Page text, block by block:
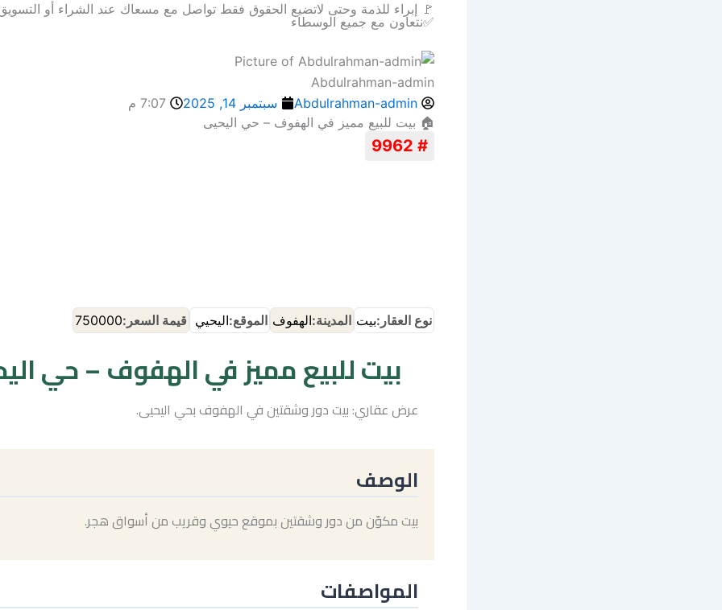
🚩 إبراء للذمة وحتى لاتضيع الحقوق فقط تواصل مع مسعاك عند الشراء أو التسويق
✅نتعاون مع جميع الوسطاء
Abdulrahman-admin
Abdulrahman-admin
سبتمبر 14, 2025
7:07 م
🏠 بيت للبيع مميز في الهفوف – حي اليحيى
# 9962
نوع العقار:بيت المدينة:الهفوف الموقع:اليحيي قيمة السعر:750000
بيت للبيع مميز في الهفوف – حي
عرض عقاري: بيت دور وشقتين في الهفوف بحي اليحيى.
الوصف
بيت مكوّن من دور وشقتين بموقع حيوي وقريب من أسواق هجر.
المواصفات